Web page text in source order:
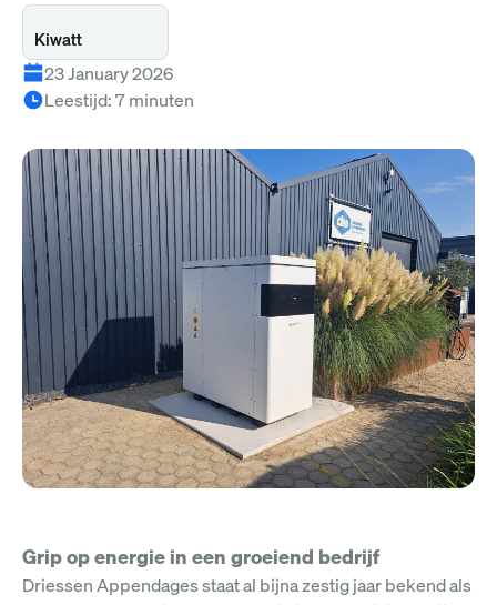
Kiwatt
23 January 2026
Leestijd:7minuten
Grip op energie in een groeiend bedrijf
Driessen Appendages staat al bijna zestig jaar bekend als